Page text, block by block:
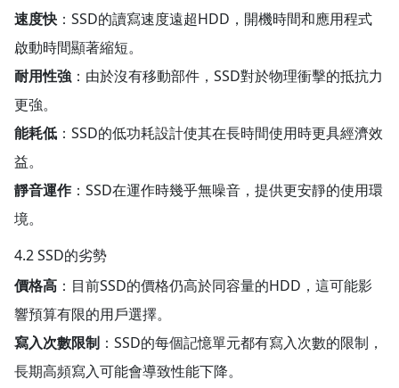
速度快 ：SSD的讀寫速度遠超HDD，開機時間和應用程式
啟動時間顯著縮短。
耐用性強 ：由於沒有移動部件，SSD對於物理衝擊的抵抗力
更強。
能耗低 ：SSD的低功耗設計使其在長時間使用時更具經濟效
益。
靜音運作：SSD在運作時幾乎無噪音，提供更安靜的使用環
境。
4.2 SSD的劣勢
價格高 ：目前SSD的價格仍高於同容量的HDD，這可能影
響預算有限的用戶選擇。
寫入次數限制 ：SSD的每個記憶單元都有寫入次數的限制，
長期高頻寫入可能會導致性能下降。